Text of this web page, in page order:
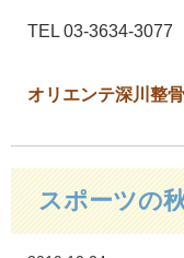
TEL 03-3634-3077
オリエンテ深川整
スポーツの